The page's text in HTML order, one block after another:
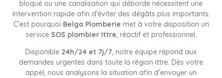
bloqué ou une canalisation qui déborde nécessitent une
intervention rapide afin d’éviter des dégâts plus importants.
C’est pourquoi Belga Plomberie met à votre disposition un
service SOS plombier Ittre, réactif et professionnel.
Disponible 24h/24 et 7j/7, notre équipe répond aux
demandes urgentes dans toute la région ittre. Dès votre
appel, nous analysons la situation afin d’envoyer un